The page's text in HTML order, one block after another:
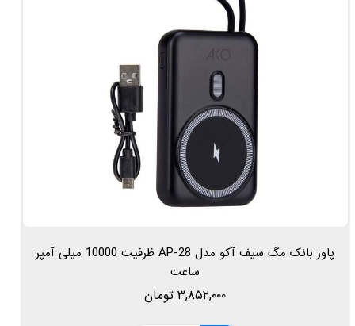
پاور بانک مگ سیف آکو مدل AP-28 ظرفیت 10000 میلی آمپر
ساعت
۳,۸۵۲,۰۰۰ تومان